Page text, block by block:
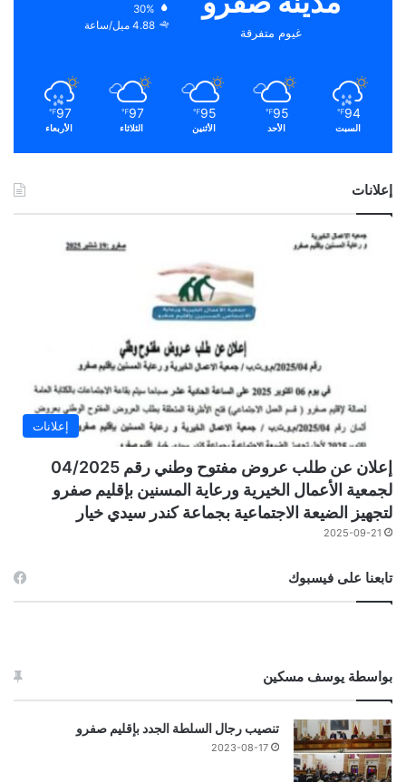
غيوم متفرقة
30%
4.88 ميل/ساعة
94
℉
السبت
95
℉
الأحد
95
℉
الأثنين
97
℉
الثلاثاء
97
℉
الأربعاء
إعلانات
إعلانات
إعلان عن طلب عروض مفتوح وطني رقم 04/2025
لجمعية الأعمال الخيرية ورعاية المسنين بإقليم صفرو
لتجهيز الضيعة الاجتماعية بجماعة كندر سيدي خيار
2025-09-21
تابعنا على فيسبوك
بواسطة يوسف مسكين
تنصيب رجال السلطة الجدد بإقليم صفرو
2023-08-17